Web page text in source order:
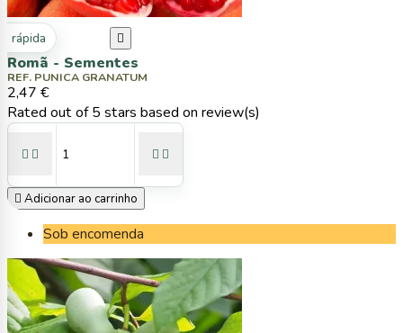
rápida 
Romã - Sementes
REF. PUNICA GRANATUM
2,47 €
Rated out of 5 stars based on review(s)
   
 Adicionar ao carrinho
Sob encomenda